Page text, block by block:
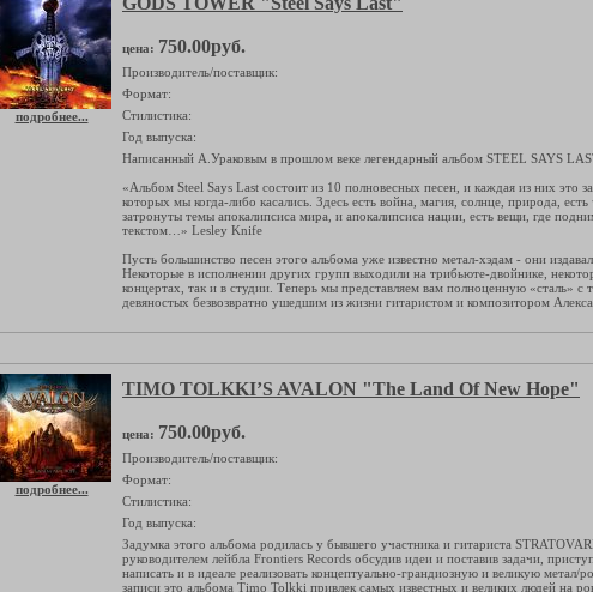
подробнее...
цена: 750.00руб.
Производитель/поставщик:
Формат:
Стилистика:
Год выпуска:
Написанный А.Ураковым в прошлом веке легендарный альбом STEEL SAYS
«Альбом Steel Says Last состоит из 10 полновесных песен, и каждая из них это
которых мы когда-либо касались. Здесь есть война, магия, солнце, природа,
затронуты темы апокалипсиса мира, и апокалипсиса нации, есть вещи, где
текстом…» Lesley Knife
Пусть большинство песен этого альбома уже известно метал-хэдам - они
Некоторые в исполнении других групп выходили на трибьюте-двойнике,
концертах, так и в студии. Теперь мы представляем вам полноценную «сталь»
девяностых безвозвратно ушедшим из жизни гитаристом и композитором
подробнее...
TIMO TOLKKI’S AVALON "The Land Of New Hope"
цена: 750.00руб.
Производитель/поставщик:
Формат:
Стилистика:
Год выпуска:
Задумка этого альбома родилась у бывшего участника и гитариста
руководителем лейбла Frontiers Records обсудив идеи и поставив задачи,
написать и в идеале реализовать концептуально-грандиозную и великую
записи это альбома Timo Tolkki привлек самых известных и великих людей на